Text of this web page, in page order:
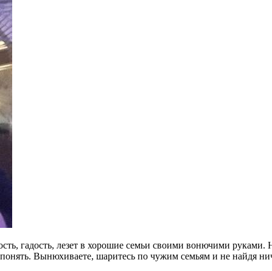
гадость, лезет в хорошие семьи своими вонючими руками.
Вынюхиваете, шаритесь по чужим семьям и не найдя